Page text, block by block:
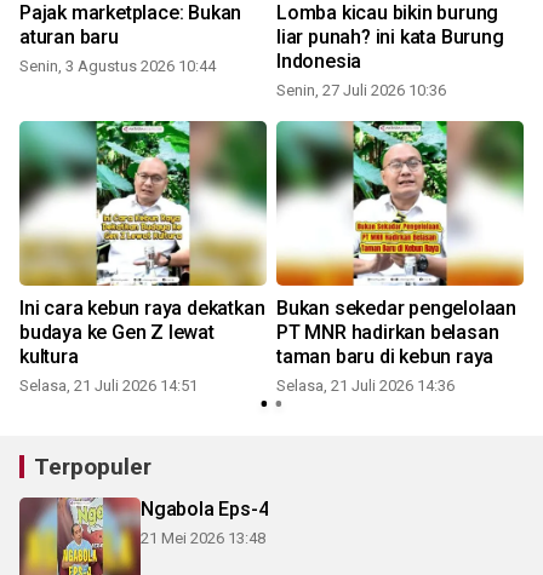
Pajak marketplace: Bukan
aturan baru
Senin, 3 Agustus 2026 10:44
Lomba kicau bikin burung
liar punah? ini kata Burung
Indonesia
Senin, 27 Juli 2026 10:36
Ini cara kebun raya dekatkan
budaya ke Gen Z lewat
kultura
Selasa, 21 Juli 2026 14:51
Bukan sekedar pengelolaan
PT MNR hadirkan belasan
taman baru di kebun raya
Selasa, 21 Juli 2026 14:36
Terpopuler
Ngabola Eps-4
21 Mei 2026 13:48